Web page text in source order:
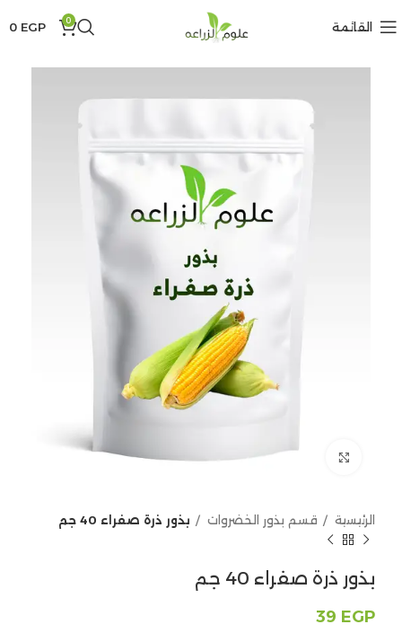
القائمة 0
0 EGP
Click to enlarge
الرئيسية قسم بذور الخضروات بذور ذرة صفراء 40 جم
بذور ذرة صفراء 40 جم
39 EGP